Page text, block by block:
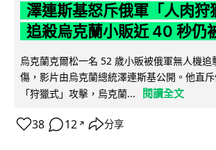
澤連斯基怒斥俄軍「人肉狩
追殺烏克蘭小販近 40 秒仍
烏克蘭克爾松一名 52 歲小販被俄軍無人機
傷，影片由烏克蘭總統澤連斯基公開。他直
「狩獵式」攻擊，烏克蘭...
閱讀全文
38 12 ↗ 分享